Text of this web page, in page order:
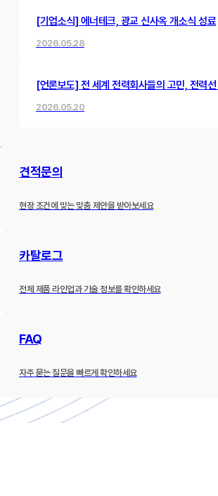
[기업소식] 에너테크, 광교 신사옥 개소식 성료
2026.05.28
[언론보도] 전 세계 전력회사들의 고민, 전력
2026.05.20
견적문의
현장 조건에 맞는 맞춤 제안을 받아보세요
카탈로그
전체 제품 라인업과 기술 정보를 확인하세요
FAQ
자주 묻는 질문을 빠르게 확인하세요